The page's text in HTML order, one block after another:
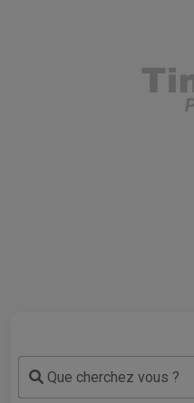
Que cherchez vous ?